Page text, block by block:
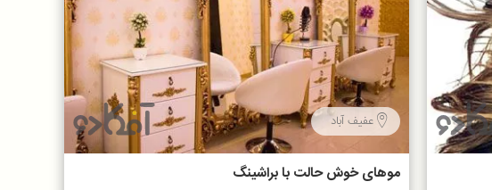
عفیف آباد
موهای خوش حالت با براشینگ